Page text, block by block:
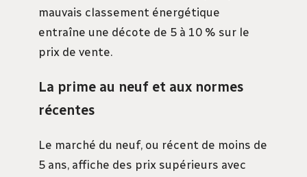
mauvais classement énergétique
entraîne une décote de 5 à 10 % sur le
prix de vente.
La prime au neuf et aux normes
récentes
Le marché du neuf, ou récent de moins de
5 ans, affiche des prix supérieurs avec